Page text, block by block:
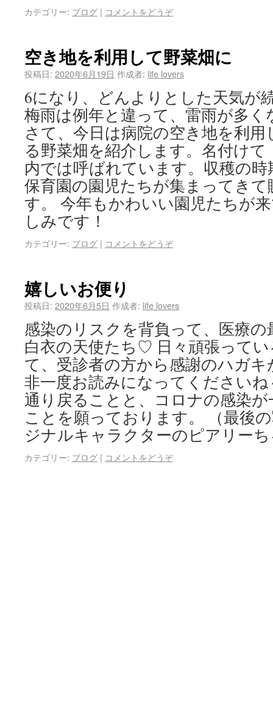
カテゴリー: ブログ | コメントをどうぞ
空き地を利用して野菜畑に
投稿日: 2020年6月19日 作成者: life lovers
6になり、どんよりとした天気が
梅雨は例年と違って、雷雨が多
さて、今日は病院の空き地を利
る野菜畑を紹介します。名付けて
内では呼ばれています。収穫の
保育園の園児たちが集まってき
す。 今年もかわいい園児たちが
しみです！
カテゴリー: ブログ | コメントをどうぞ
嬉しいお便り
投稿日: 2020年6月5日 作成者: life lovers
感染のリスクを背負って、医療
白衣の天使たち♡ 日々頑張って
て、受診者の方から感謝のハガ
非一度お読みになってください
通り戻ることと、コロナの感染
ことを願っております。 （最後
ジナルキャラクターのピアリー
カテゴリー: ブログ | コメントをどうぞ